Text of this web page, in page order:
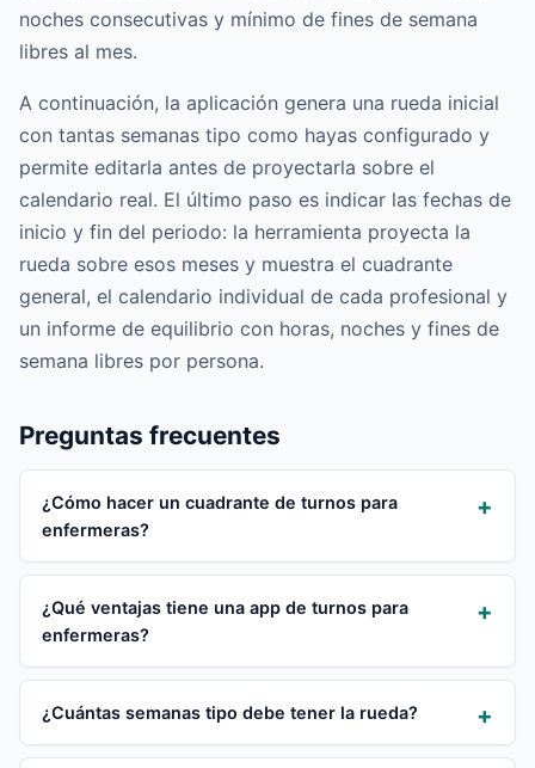
noches consecutivas y mínimo de fines de semana
libres al mes.
A continuación, la aplicación genera una rueda inicial
con tantas semanas tipo como hayas configurado y
permite editarla antes de proyectarla sobre el
calendario real. El último paso es indicar las fechas de
inicio y fin del periodo: la herramienta proyecta la
rueda sobre esos meses y muestra el cuadrante
general, el calendario individual de cada profesional y
un informe de equilibrio con horas, noches y fines de
semana libres por persona.
Preguntas frecuentes
¿Cómo hacer un cuadrante de turnos para
enfermeras?
¿Qué ventajas tiene una app de turnos para
enfermeras?
¿Cuántas semanas tipo debe tener la rueda?